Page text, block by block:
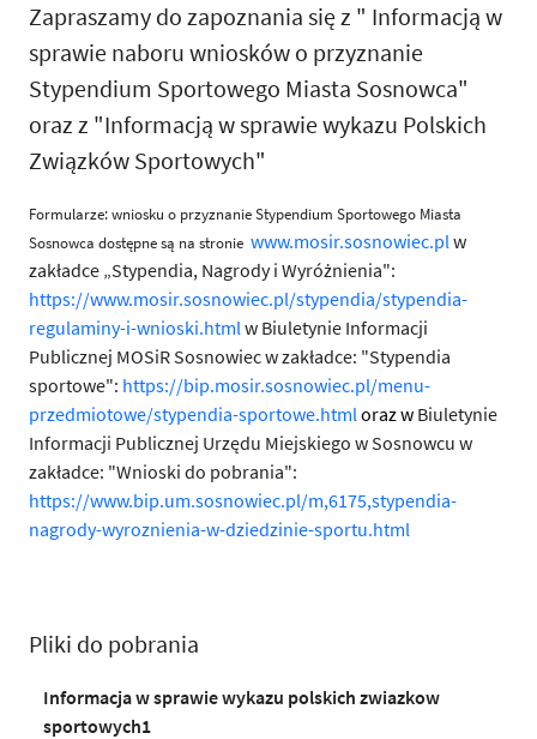
Zapraszamy do zapoznania się z " Informacją w
sprawie naboru wniosków o przyznanie
Stypendium Sportowego Miasta Sosnowca"
oraz z "Informacją w sprawie wykazu Polskich
Związków Sportowych"
Formularze: wniosku o przyznanie Stypendium Sportowego Miasta
Sosnowca dostępne są na stronie www.mosir.sosnowiec.plw
zakładce „Stypendia, Nagrody i Wyróżnienia":
https://www.mosir.sosnowiec.pl/stypendia/stypendia-
regulaminy-i-wnioski.htmlw Biuletynie Informacji
Publicznej MOSiR Sosnowiec w zakładce: "Stypendia
sportowe": https://bip.mosir.sosnowiec.pl/menu-
przedmiotowe/stypendia-sportowe.htmloraz w Biuletynie
Informacji Publicznej Urzędu Miejskiego w Sosnowcu w
zakładce: "Wnioski do pobrania":
https://www.bip.um.sosnowiec.pl/m,6175,stypendia-
nagrody-wyroznienia-w-dziedzinie-sportu.html
Pliki do pobrania
Informacja w sprawie wykazu polskich zwiazkow
sportowych1